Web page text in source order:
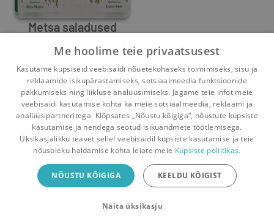
Metsa saladused
0 2
Pealehele Ostukorv Sõnumid Teated Konto
Raamatuvahetuse mobiiliäpp
Vaheta raamatuid veelgi mugavamalt!
Me hoolime teie privaatsusest
Kasutame küpsiseid veebisaidi nõuetekohaseks toimimiseks, sisu ja
reklaamide isikupärastamiseks, sotsiaalmeedia funktsioonide
pakkumiseks ning liikluse analüüsimiseks. Jagame teie infot meie
veebisaidi kasutamise kohta ka meie sotsiaalmeedia, reklaami ja
analüüsipartneritega. Klõpsates „Nõustu kõigiga“, nõustute küpsiste
kasutamise ja nendega seotud isikuandmete töötlemisega.
Üksikasjalikku teavet sellel veebisaidil küpsiste kasutamise ja teie
nõusoleku haldamise kohta leiate meie Küpsiste poliitikas.
NÕUSTU KÕIGIGA KEELDU KÕIGIST
Näita üksikasju